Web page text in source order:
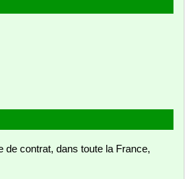
de contrat, dans toute la France,